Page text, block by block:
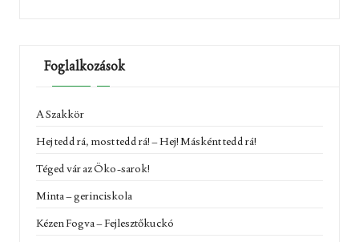
Foglalkozások
A Szakkör
Hej tedd rá, most tedd rá! – Hej! Másként tedd rá!
Téged vár az Öko-sarok!
Minta – gerinciskola
Kézen Fogva – Fejlesztőkuckó